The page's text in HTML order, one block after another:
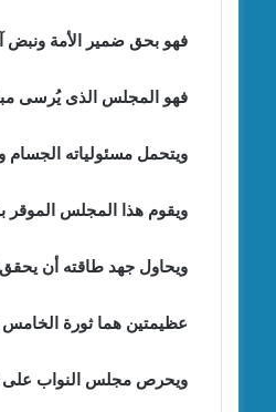
فهو بحق ضمير الأمة ونبض
فهو المجلس الذى يُرسى
ويتحمل مسئولياته الجسام
ويقوم هذا المجلس الموقر
ويحاول جهد طاقته أن
عظيمتين هما ثورة الخامس
ويحرص مجلس النواب على